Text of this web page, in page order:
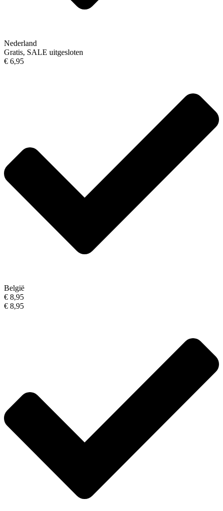
Nederland
Gratis, SALE uitgesloten
€ 6,95
België
€ 8,95
€ 8,95